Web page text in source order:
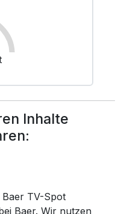
Inhalte
TV-Spot
Baer. Wir nutzen